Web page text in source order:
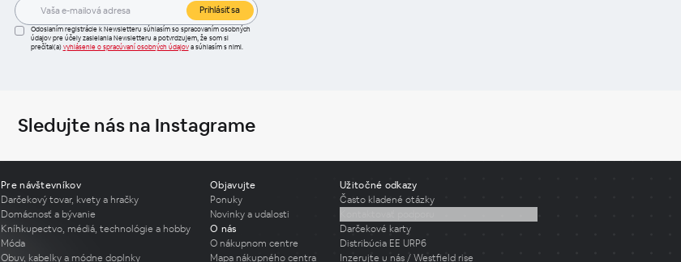
Prihlásiť sa
Odoslaním registrácie k Newsletteru súhlasím so spracovaním osobných
údajov pre účely zasielania Newsletteru a potvrdzujem, že som si
prečítal(a) vyhlásenie o spracúvaní osobných údajova súhlasím s nimi.
Sledujte nás na Instagrame
Pre návštevníkov
Darčekový tovar, kvety a hračky
Domácnosť a bývanie
Kníhkupectvo, médiá, technológie a hobby
Móda
Obuv, kabelky a módne doplnky
Objavujte
Ponuky
Novinky a udalosti
O nás
O nákupnom centre
Mapa nákupného centra
Užitočné odkazy
Často kladené otázky
Darčekové karty
Distribúcia EE URP6
Inzerujte u nás / Westfield rise